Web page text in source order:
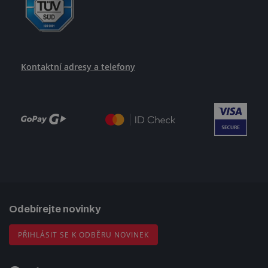
Kontaktní adresy a telefony
Odebírejte novinky
PŘIHLÁSIT SE K ODBĚRU NOVINEK